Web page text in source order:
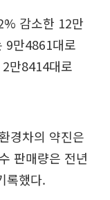
감소한 12만
9만4861대로
만8414대로
경차의 약진은
판매량은 전년
록했다.